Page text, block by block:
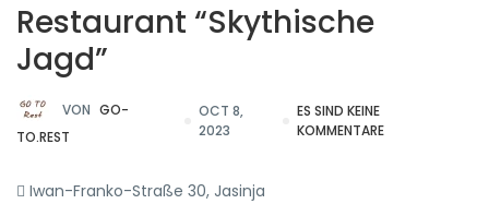
Restaurant “Skythische
Jagd”
VON GO-
TO.REST
OCT 8,
2023
ES SIND KEINE
KOMMENTARE
Iwan-Franko-Straße 30, Jasinja